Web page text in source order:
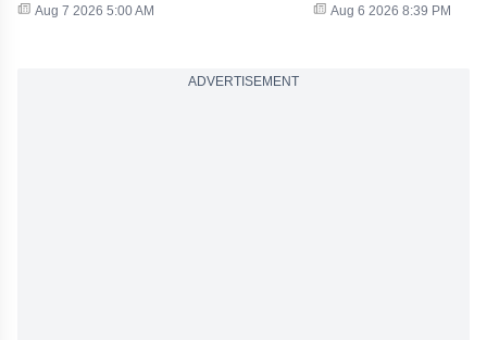
Aug 7 2026 5:00 AM Aug 6 2026 8:39 PM
ADVERTISEMENT